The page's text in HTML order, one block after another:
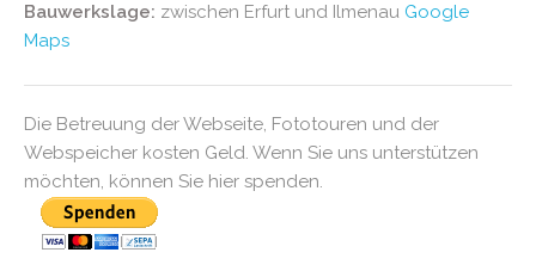
Bauwerkslage: zwischen Erfurt und Ilmenau Google
Maps
Die Betreuung der Webseite, Fototouren und der
Webspeicher kosten Geld. Wenn Sie uns unterstützen
möchten, können Sie hier spenden.